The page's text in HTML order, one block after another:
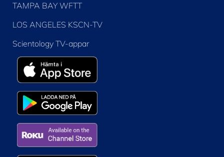
TAMPA BAY WFTT
LOS ANGELES KSCN-TV
Scientology TV-appar